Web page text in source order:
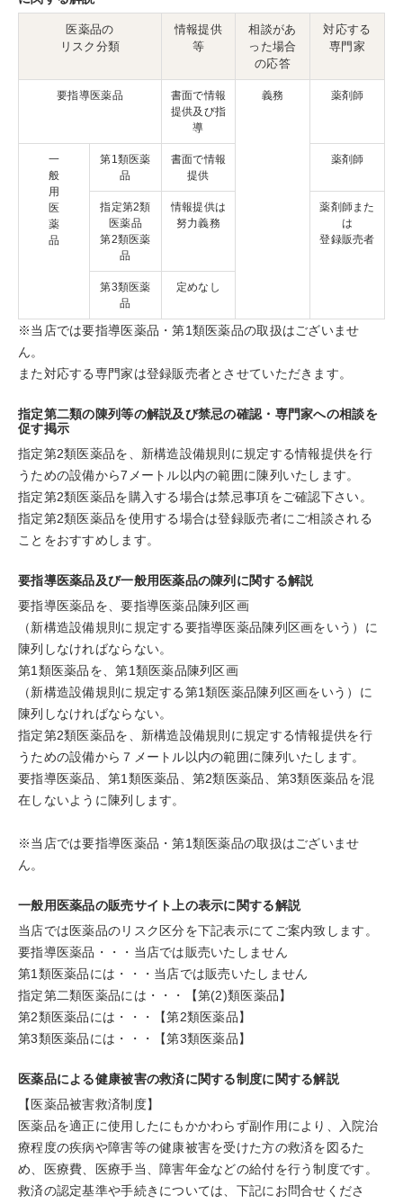
医薬品の
リスク分類
情報提供
等
相談があ
った場合
の応答
対応する
専門家
要指導医薬品
書面で情報
提供及び指
導
義務 薬剤師
一
般
用
医
薬
品
第1類医薬
品
書面で情報
提供
薬剤師
指定第2類
医薬品
第2類医薬
品
情報提供は
努力義務
薬剤師また
は
登録販売者
第3類医薬
品
定めなし
※当店では要指導医薬品・第1類医薬品の取扱はございませ
ん。
また対応する専門家は登録販売者とさせていただきます。
指定第二類の陳列等の解説及び禁忌の確認・専門家への相談を
促す掲示
指定第2類医薬品を、新構造設備規則に規定する情報提供を行
うための設備から7メートル以内の範囲に陳列いたします。
指定第2類医薬品を購入する場合は禁忌事項をご確認下さい。
指定第2類医薬品を使用する場合は登録販売者にご相談される
ことをおすすめします。
要指導医薬品及び一般用医薬品の陳列に関する解説
要指導医薬品を、要指導医薬品陳列区画
（新構造設備規則に規定する要指導医薬品陳列区画をいう）に
陳列しなければならない。
第1類医薬品を、第1類医薬品陳列区画
（新構造設備規則に規定する第1類医薬品陳列区画をいう）に
陳列しなければならない。
指定第2類医薬品を、新構造設備規則に規定する情報提供を行
うための設備から７メートル以内の範囲に陳列いたします。
要指導医薬品、第1類医薬品、第2類医薬品、第3類医薬品を混
在しないように陳列します。
※当店では要指導医薬品・第1類医薬品の取扱はございませ
ん。
一般用医薬品の販売サイト上の表示に関する解説
当店では医薬品のリスク区分を下記表示にてご案内致します。
要指導医薬品・・・当店では販売いたしません
第1類医薬品には・・・当店では販売いたしません
指定第二類医薬品には・・・【第(2)類医薬品】
第2類医薬品には・・・【第2類医薬品】
第3類医薬品には・・・【第3類医薬品】
医薬品による健康被害の救済に関する制度に関する解説
【医薬品被害救済制度】
医薬品を適正に使用したにもかかわらず副作用により、入院治
療程度の疾病や障害等の健康被害を受けた方の救済を図るた
め、医療費、医療手当、障害年金などの給付を行う制度です。
救済の認定基準や手続きについては、下記にお問合せくださ